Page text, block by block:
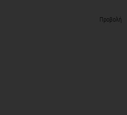
Προβολή